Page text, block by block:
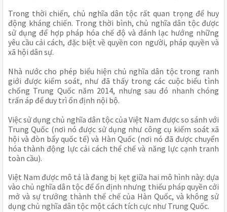
Trong thời chiến, chủ nghĩa dân tộc rất quan trọng để huy
động kháng chiến. Trong thời bình, chủ nghĩa dân tộc được
sử dụng để hợp pháp hóa chế độ và đánh lạc hướng những
yêu cầu cải cách, đặc biệt về quyền con người, pháp quyền và
xã hội dân sự.
Nhà nước cho phép biểu hiện chủ nghĩa dân tộc trong ranh
giới được kiểm soát, như đã thấy trong các cuộc biểu tình
chống Trung Quốc năm 2014, nhưng sau đó nhanh chóng
trấn áp để duy trì ổn định nội bộ.
Việc sử dụng chủ nghĩa dân tộc của Việt Nam được so sánh với
Trung Quốc (nơi nó được sử dụng như công cụ kiểm soát xã
hội và đòn bẩy quốc tế) và Hàn Quốc (nơi nó đã được chuyển
hóa thành động lực cải cách thể chế và năng lực cạnh tranh
toàn cầu).
Việt Nam được mô tả là đang bị kẹt giữa hai mô hình này: dựa
vào chủ nghĩa dân tộc để ổn định nhưng thiếu pháp quyền cởi
mở và sự trưởng thành thể chế của Hàn Quốc, và không sử
dụng chủ nghĩa dân tộc một cách tích cực như Trung Quốc.